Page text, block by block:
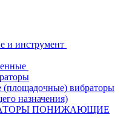
и инструмент
(площадочные) вибраторы
назначения)
ПОНИЖАЮЩИЕ